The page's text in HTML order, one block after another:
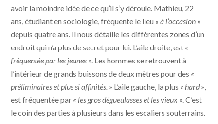
avoir la moindre idée de ce qu’il s’y déroule. Mathieu, 22
ans, étudiant en sociologie, fréquente le lieu « à l’occasion »
depuis quatre ans. Il nous détaille les différentes zones d’un
endroit qui n’a plus de secret pour lui. L’aile droite, est «
fréquentée par les jeunes » . Les hommes se retrouvent à
l’intérieur de grands buissons de deux mètres pour des «
préliminaires et plus si affinités. » L’aile gauche, la plus « hard »
est fréquentée par « les gros dégueulasses et les vieux » . C’est
le coin des parties à plusieurs dans les escaliers souterrains.